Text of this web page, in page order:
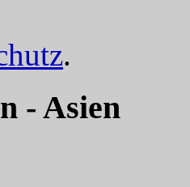
.
- Asien